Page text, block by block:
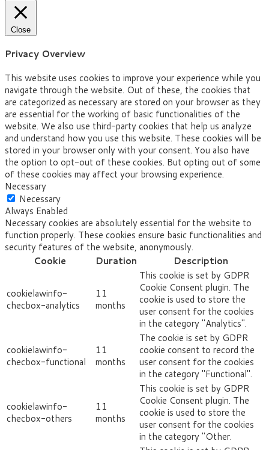
Close
Privacy Overview
This website uses cookies to improve your experience while you
navigate through the website. Out of these, the cookies that
are categorized as necessary are stored on your browser as they
are essential for the working of basic functionalities of the
website. We also use third-party cookies that help us analyze
and understand how you use this website. These cookies will be
stored in your browser only with your consent. You also have
the option to opt-out of these cookies. But opting out of some
of these cookies may affect your browsing experience.
Necessary
Necessary
Always Enabled
Necessary cookies are absolutely essential for the website to
function properly. These cookies ensure basic functionalities and
security features of the website, anonymously.
Cookie
Duration Description
cookielawinfo-
checbox-analytics
11
months
This cookie is set by GDPR
Cookie Consent plugin. The
cookie is used to store the
user consent for the cookies
in the category "Analytics".
cookielawinfo-
checbox-functional
11
months
The cookie is set by GDPR
cookie consent to record the
user consent for the cookies
in the category "Functional".
cookielawinfo-
checbox-others
11
months
This cookie is set by GDPR
Cookie Consent plugin. The
cookie is used to store the
user consent for the cookies
in the category "Other.